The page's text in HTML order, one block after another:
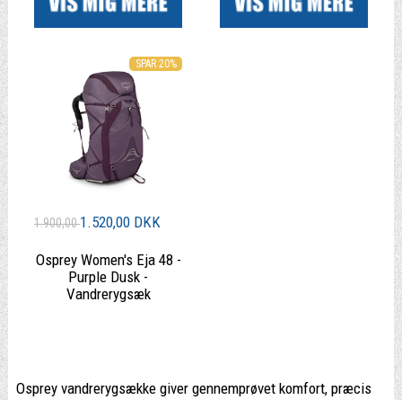
SPAR 20%
1.900,001.520,00 DKK
Osprey Women's Eja 48 -
Purple Dusk -
Vandrerygsæk
Osprey vandrerygsække giver gennemprøvet komfort, præcis